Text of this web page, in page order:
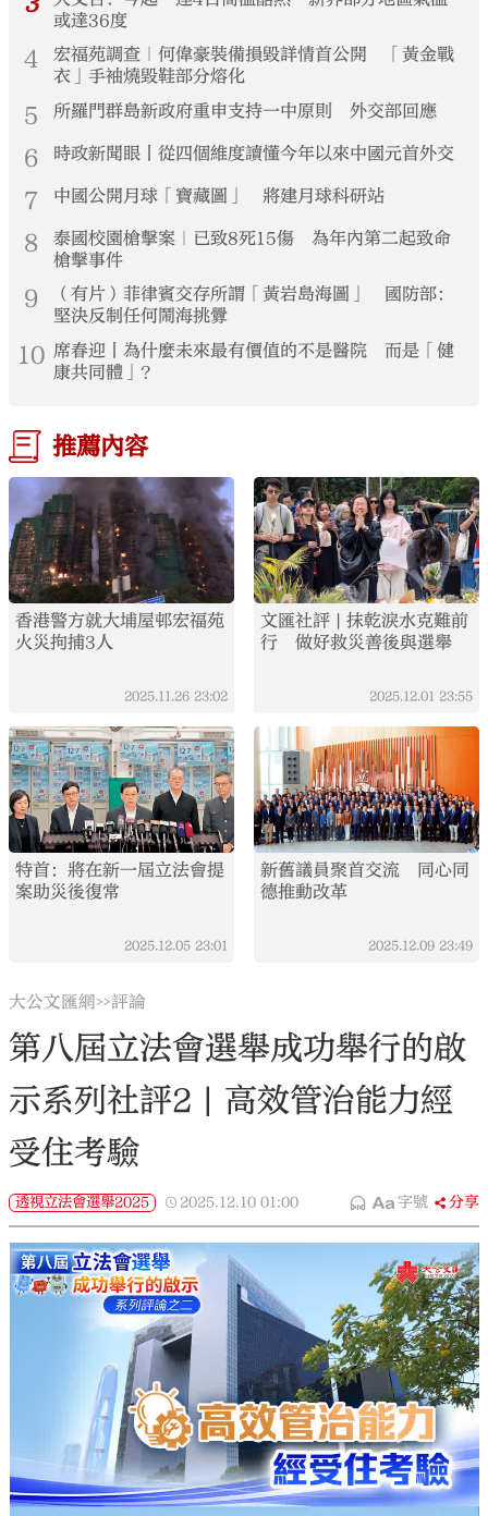
或達36度
4
宏福苑調查｜何偉豪裝備損毀詳情首公開 「黃金戰
衣」手袖燒毀鞋部分熔化
5 所羅門群島新政府重申支持一中原則 外交部回應
6 時政新聞眼丨從四個維度讀懂今年以來中國元首外交
7 中國公開月球「寶藏圖」 將建月球科研站
8
泰國校園槍擊案｜已致8死15傷 為年內第二起致命
槍擊事件
9
（有片）菲律賓交存所謂「黃岩島海圖」 國防部：
堅決反制任何鬧海挑釁
10 席春迎丨為什麼未來最有價值的不是醫院 而是「健
康共同體」？
推薦內容
香港警方就大埔屋邨宏福苑
火災拘捕3人
2025.11.26 23:02
文匯社評 | 抹乾淚水克難前
行 做好救災善後與選舉
2025.12.01 23:55
特首：將在新一屆立法會提
案助災後復常
2025.12.05 23:01
新舊議員聚首交流 同心同
德推動改革
2025.12.09 23:49
大公文匯網>>評論
第八屆立法會選舉成功舉行的啟
示系列社評2 | 高效管治能力經
受住考驗
透視立法會選舉2025 2025.12.10 01:00 字號 分享